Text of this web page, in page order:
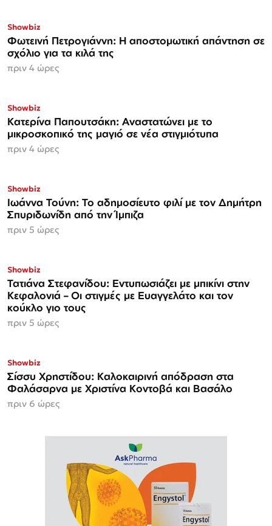
Showbiz
Φωτεινή Πετρογιάννη: Η αποστομωτική απάντηση σε
σχόλιο για τα κιλά της
πριν 4 ώρες
Showbiz
Κατερίνα Παπουτσάκη: Αναστατώνει με το
μικροσκοπικό της μαγιό σε νέα στιγμιότυπα
πριν 4 ώρες
Showbiz
Ιωάννα Τούνη: Το αδημοσίευτο φιλί με τον Δημήτρη
Σπυριδωνίδη από την Ίμπιζα
πριν 5 ώρες
Showbiz
Τατιάνα Στεφανίδου: Εντυπωσιάζει με μπικίνι στην
Κεφαλονιά – Οι στιγμές με Ευαγγελάτο και τον
κούκλο γιο τους
πριν 5 ώρες
Showbiz
Σίσσυ Χρηστίδου: Καλοκαιρινή απόδραση στα
Φαλάσαρνα με Χριστίνα Κοντοβά και Βασάλο
πριν 6 ώρες